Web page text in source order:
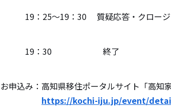
19：25〜19：30 質疑応答・クロージ
19：30 終了
お申込み：高知県移住ポータルサイト「高知
https://kochi-iju.jp/event/